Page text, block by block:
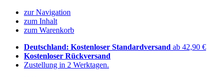
zur Navigation
zum Inhalt
zum Warenkorb
Deutschland: Kostenloser Standardversand ab 42,90 €
Kostenloser Rückversand
Zustellung in 2 Werktagen.